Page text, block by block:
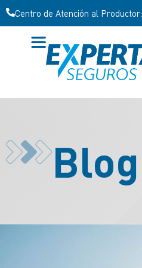
Centro de Atención al Productor:
Blog